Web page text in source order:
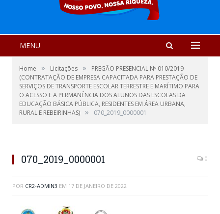
MENU
Home » Licitações »
PREGÃO PRESENCIAL Nº 010/2019
(CONTRATAÇÃO DE EMPRESA CAPACITADA PARA PRESTAÇÃO DE
SERVIÇOS DE TRANSPORTE ESCOLAR TERRESTRE E MARÍTIMO PARA
O ACESSO E A PERMANÊNCIA DOS ALUNOS DAS ESCOLAS DA
EDUCAÇÃO BÁSICA PÚBLICA, RESIDENTES EM ÁREA URBANA,
RURAL E REBEIRINHAS) » 070_2019_0000001
070_2019_0000001 0
POR CR2-ADMIN3 EM 17 DE JANEIRO DE 2022